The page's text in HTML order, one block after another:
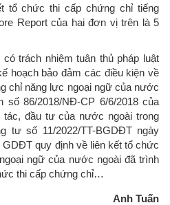
tổ chức thi cấp chứng chỉ tiếng
Report của hai đơn vị trên là 5
trách nhiệm tuân thủ pháp luật
hoạch bảo đảm các điều kiện về
chỉ năng lực ngoại ngữ của nước
số 86/2018/NĐ-CP 6/6/2018 của
đầu tư của nước ngoài trong
tư số 11/2022/TT-BGDĐT ngày
quy định về liên kết tổ chức
ngữ của nước ngoài đã trình
thi cấp chứng chỉ…
Anh Tuấn